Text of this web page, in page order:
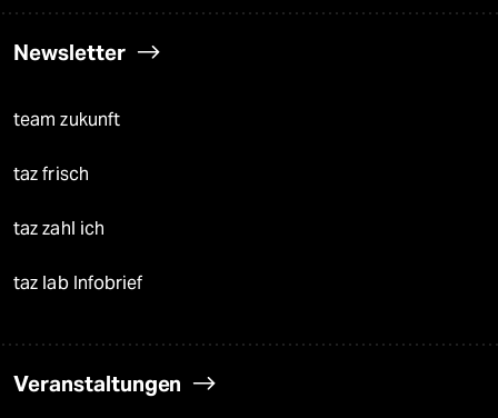
Newsletter
team zukunft
taz frisch
taz zahl ich
taz lab Infobrief
Veranstaltungen